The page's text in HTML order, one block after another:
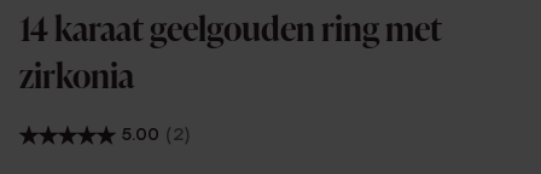
14 karaat geelgouden ring met
zirkonia
5.00 (2)